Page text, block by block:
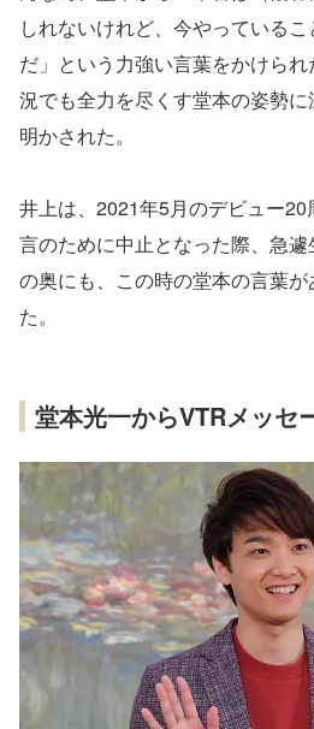
しれないけれど、今やっている
だ」という力強い言葉をかけら
況でも全力を尽くす堂本の姿勢
明かされた。
井上は、2021年5月のデビュー
言のために中止となった際、急
の奥にも、この時の堂本の言葉
た。
堂本光一からVTRメッセ